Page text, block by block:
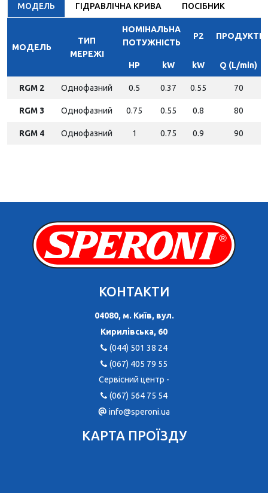
МОДЕЛЬ ГІДРАВЛІЧНА КРИВА ПОСІБНИК
МОДЕЛЬ
ТИП
МЕРЕЖІ
НОМІНАЛЬНА
ПОТУЖНІСТЬ
P2
HP kW kW Q (L/min)
RGM 2 Однофазний 0.5 0.37 0.55 70
RGM 3 Однофазний 0.75 0.55 0.8 80
RGM 4 Однофазний 1 0.75 0.9 90
КОНТАКТИ
04080, м. Київ, вул.
Кирилівська, 60
(044) 501 38 24
(067) 405 79 55
Сервісний центр -
(067) 564 75 54
info@speroni.ua
КАРТА ПРОЇЗДУ